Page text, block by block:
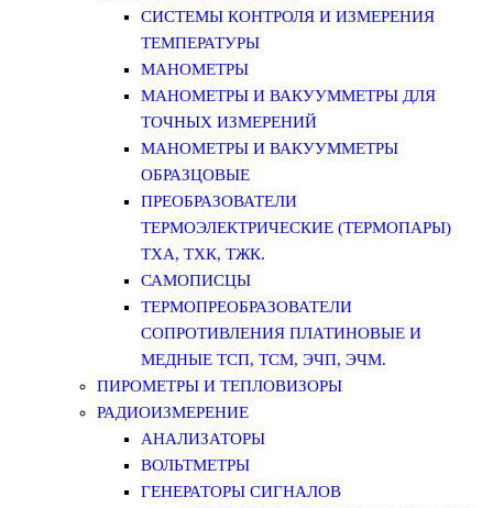
СИСТЕМЫ КОНТРОЛЯ И ИЗМЕРЕНИЯ
ТЕМПЕРАТУРЫ
МАНОМЕТРЫ
МАНОМЕТРЫ И ВАКУУММЕТРЫ ДЛЯ
ТОЧНЫХ ИЗМЕРЕНИЙ
МАНОМЕТРЫ И ВАКУУММЕТРЫ
ОБРАЗЦОВЫЕ
ПРЕОБРАЗОВАТЕЛИ
ТЕРМОЭЛЕКТРИЧЕСКИЕ (ТЕРМОПАРЫ)
ТХА, ТХК, ТЖК.
САМОПИСЦЫ
ТЕРМОПРЕОБРАЗОВАТЕЛИ
СОПРОТИВЛЕНИЯ ПЛАТИНОВЫЕ И
МЕДНЫЕ ТСП, ТСМ, ЭЧП, ЭЧМ.
ПИРОМЕТРЫ И ТЕПЛОВИЗОРЫ
РАДИОИЗМЕРЕНИЕ
АНАЛИЗАТОРЫ
ВОЛЬТМЕТРЫ
ГЕНЕРАТОРЫ СИГНАЛОВ